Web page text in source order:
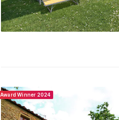
Award Winner 2024